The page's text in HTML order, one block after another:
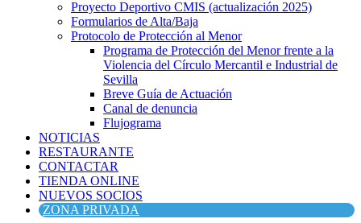
Proyecto Deportivo CMIS (actualización 2025)
Formularios de Alta/Baja
Protocolo de Protección al Menor
Programa de Protección del Menor frente a la
Violencia del Círculo Mercantil e Industrial de
Sevilla
Breve Guía de Actuación
Canal de denuncia
Flujograma
NOTICIAS
RESTAURANTE
CONTACTAR
TIENDA ONLINE
NUEVOS SOCIOS
ZONA PRIVADA